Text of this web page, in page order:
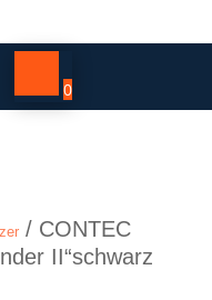
0
/ CONTEC
II“schwarz